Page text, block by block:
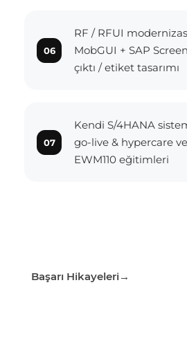
RF / RFUI
MobGUI + SAP
çıktı / etiket tasarımı
Kendi S/4HANA
go-live & hypercare
EWM110 eğitimleri
Başarı Hikayeleri